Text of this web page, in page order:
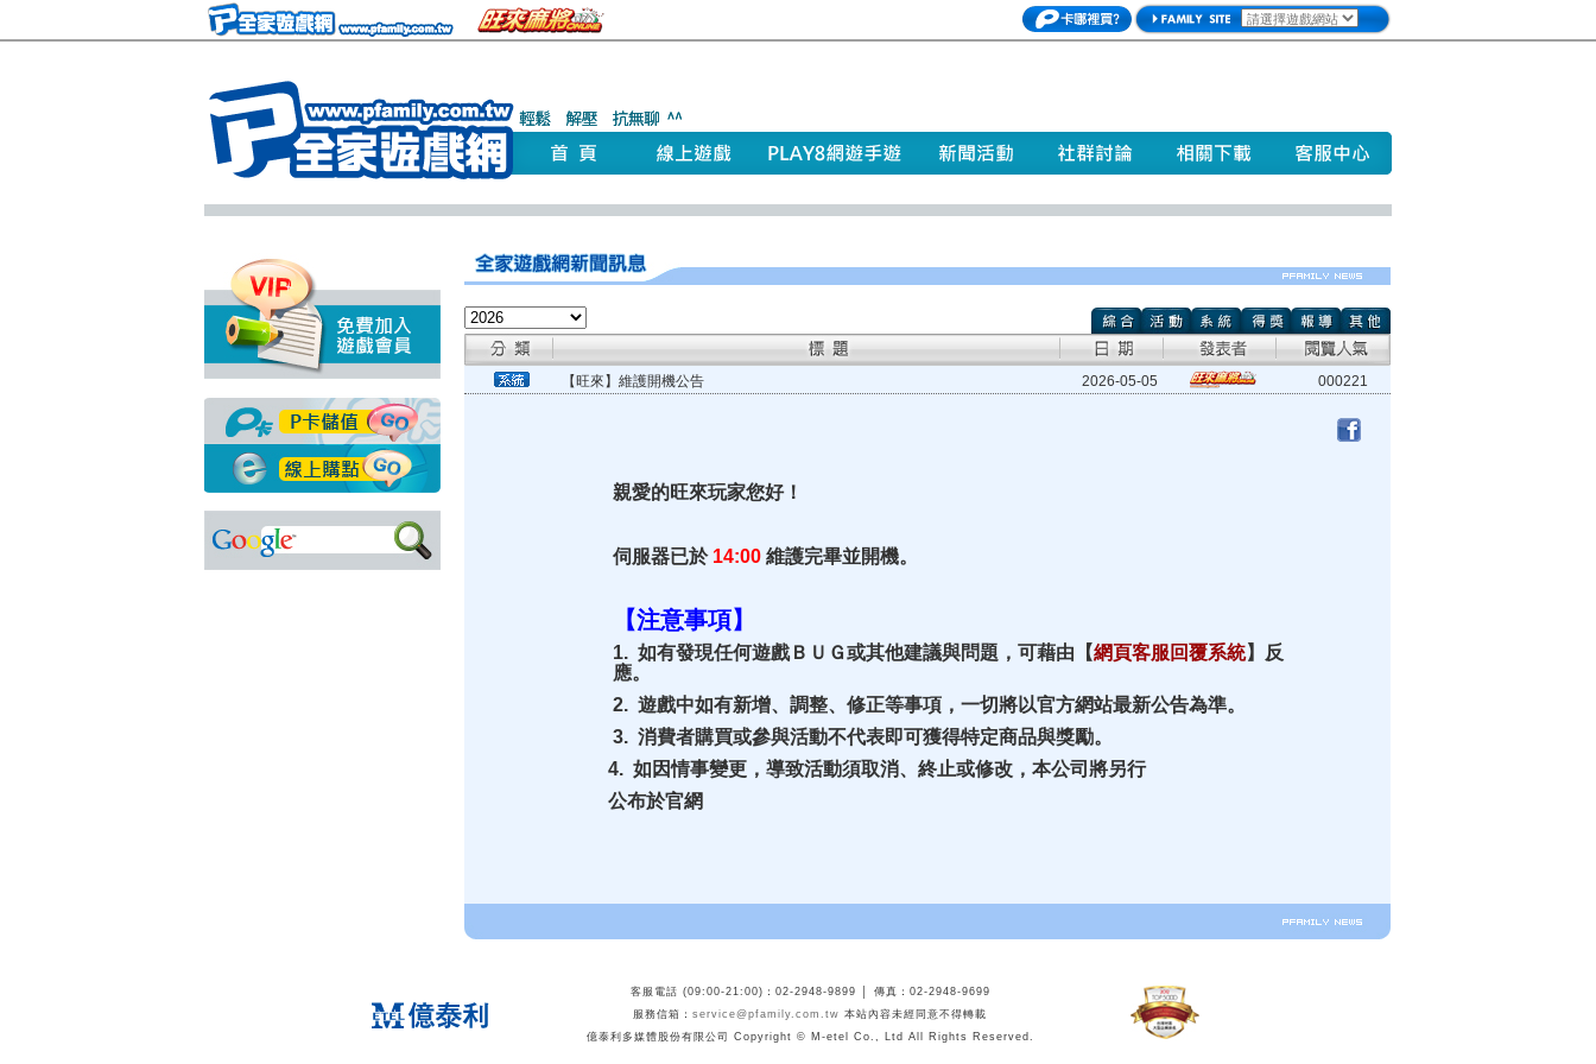
【旺來】維護開機公告 2026-05-05 000221
親愛的旺來玩家您好！
伺服器已於 14:00 維護完畢並開機。
【注意事項】
1. 如有發現任何遊戲ＢＵＧ或其他建議與問題，可藉由【網頁客服回覆系統】反
應。
2. 遊戲中如有新增、調整、修正等事項，一切將以官方網站最新公告為準。
3. 消費者購買或參與活動不代表即可獲得特定商品與獎勵。
4. 如因情事變更，導致活動須取消、終止或修改，本公司將另行
公布於官網